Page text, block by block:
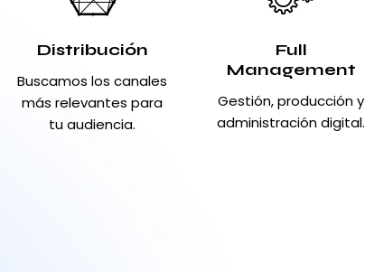
Distribución
Buscamos los canales
más relevantes para
tu audiencia.
Full
Management
Gestión, producción y
administración digital.